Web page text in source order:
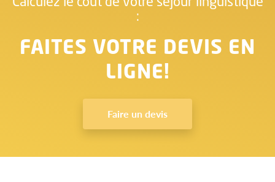
:
FAITES VOTRE DEVIS EN
LIGNE!
Faire un devis